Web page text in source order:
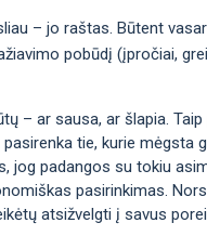
– jo raštas. Būtent
pobūdį (įpročiai,
– ar sausa, ar šlapia. Taip
tie, kurie mėgsta
jog padangos su tokiu
pasirinkimas.
atsižvelgti į savus